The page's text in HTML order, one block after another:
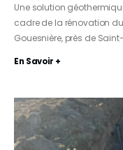
Une solution
cadre de la rénovation
Gouesnière, près de
En Savoir +